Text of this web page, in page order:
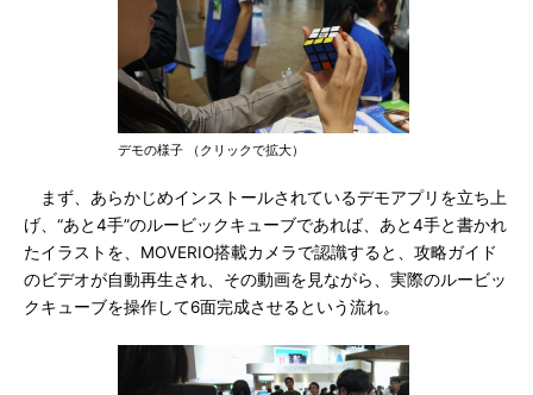
デモの様子 （クリックで拡大）
まず、あらかじめインストールされているデモアプリを立ち上
げ、“あと4手”のルービックキューブであれば、あと4手と書かれ
たイラストを、MOVERIO搭載カメラで認識すると、攻略ガイド
のビデオが自動再生され、その動画を見ながら、実際のルービッ
クキューブを操作して6面完成させるという流れ。